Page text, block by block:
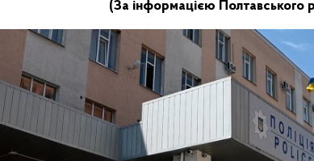
(За інформацією Полтавського